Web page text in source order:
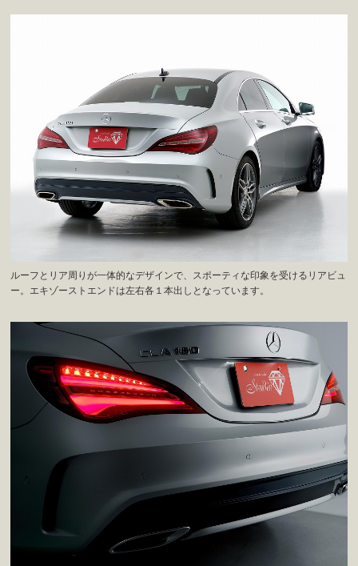
ルーフとリア周りが一体的なデザインで、スポーティな印象を受けるリアビュ
ー。エキゾーストエンドは左右各１本出しとなっています。